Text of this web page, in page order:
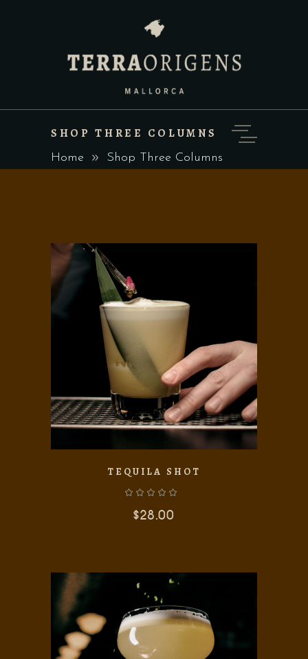
SHOP THREE COLUMNS
Home Shop Three Columns
AÑADIR AL CARRITO
TEQUILA SHOT
$28.00
AÑADIR AL CARRITO